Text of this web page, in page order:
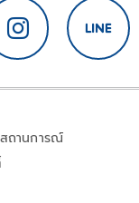
ถานการณ์